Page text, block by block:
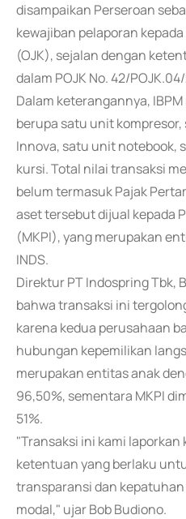
disampaikan Perseroan
kewajiban pelaporan
(OJK), sejalan dengan
dalam POJK No. 42/
Dalam keterangannya,
berupa satu unit
Innova, satu unit notebook,
kursi. Total nilai transaksi
belum termasuk Pajak
aset tersebut dijual kepada
(MKPI), yang merupakan
INDS.
Direktur PT Indospring Tbk,
bahwa transaksi ini
karena kedua perusahaan
hubungan kepemilikan
merupakan entitas anak
96,50%, sementara MKPI
51%.
"Transaksi ini kami laporkan
ketentuan yang berlaku
transparansi dan
modal," ujar Bob Budiono.